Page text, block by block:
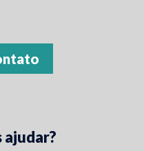
ajudar?